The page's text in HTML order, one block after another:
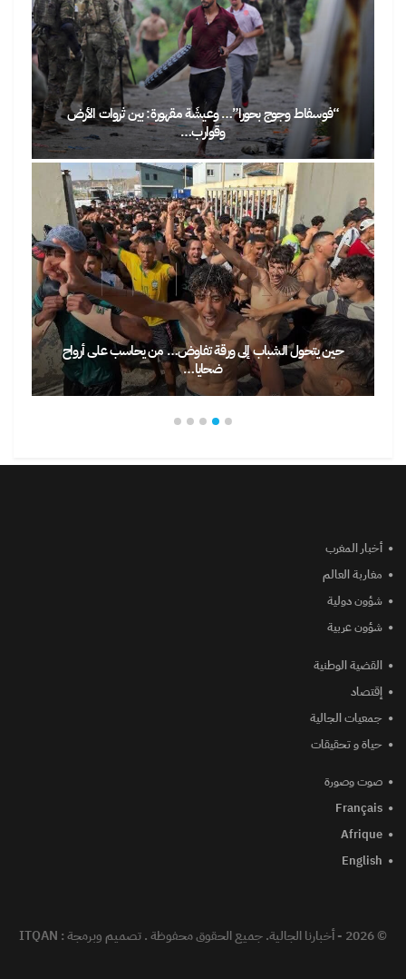
“فوسفاط وجوج بحورا”… وعيشَة مقهورة: بين ثروات الأرض
وقوارب…
حين يتحول الشباب إلى ورقة تفاوض… من يحاسب على أرواح
ضحايا…
أخبار المغرب
مغاربة العالم
شؤون دولية
شؤون عربية
القضية الوطنية
إقتصاد
جمعيات الجالية
حياة و تحقيقات
صوت وصورة
Français
Afrique
English
© 2026 - أخبارنا الجالية. جميع الحقوق محفوظة . تصميم وبرمجة : ITQAN